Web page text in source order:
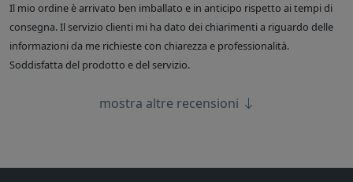
Il mio ordine è arrivato ben imballato e in anticipo rispetto ai tempi di
consegna. Il servizio clienti mi ha dato dei chiarimenti a riguardo delle
informazioni da me richieste con chiarezza e professionalità.
Soddisfatta del prodotto e del servizio.
mostra altre recensioni